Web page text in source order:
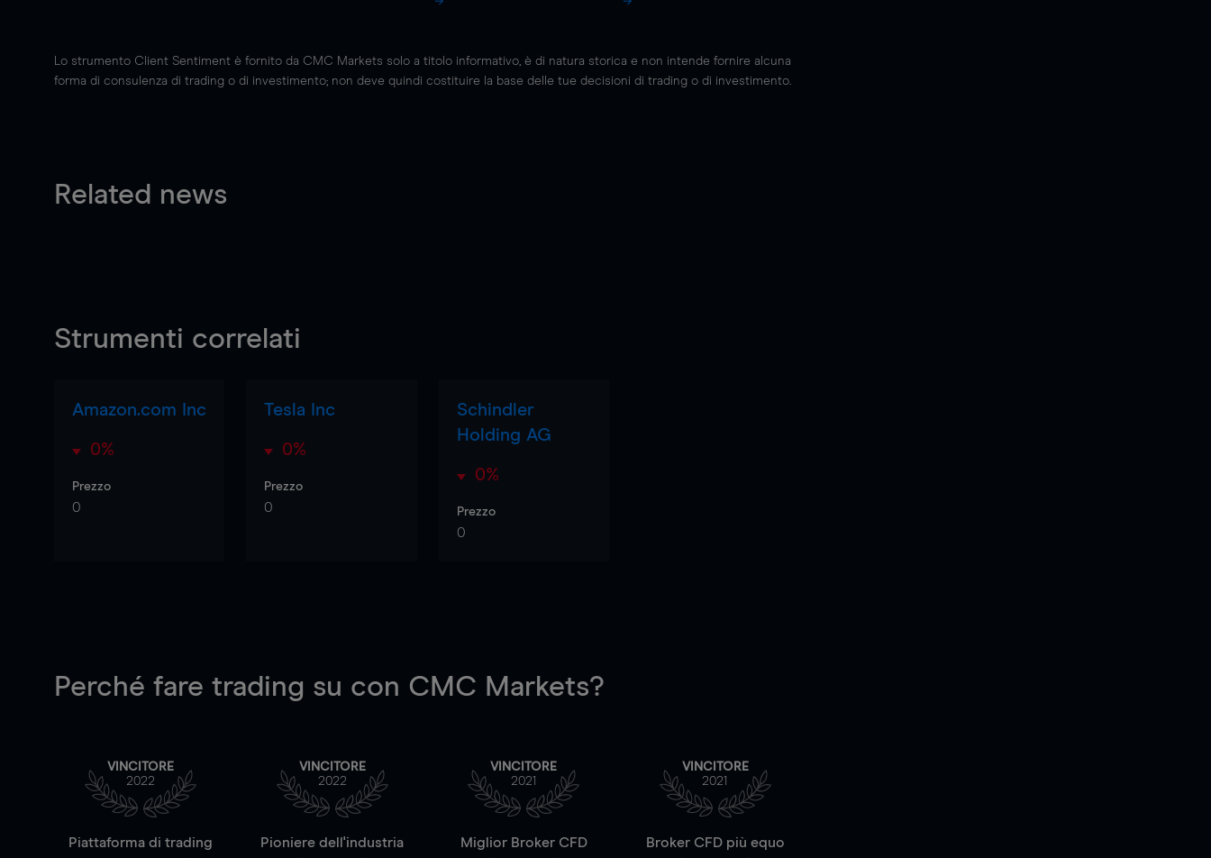
Lo strumento Client Sentiment è fornito da CMC Markets solo a titolo informativo, è di natura storica e non intende fornire alcuna
forma di consulenza di trading o di investimento; non deve quindi costituire la base delle tue decisioni di trading o di investimento.
Related news
Strumenti correlati
Amazon.com Inc
0%
Prezzo
0
Tesla Inc
0%
Prezzo
0
Schindler
Holding AG
0%
Prezzo
0
Perché fare trading su con CMC Markets?
VINCITORE
2022
Piattaforma di trading
VINCITORE
2022
Pioniere dell'industria
VINCITORE
2021
Miglior Broker CFD
VINCITORE
2021
Broker CFD più equo